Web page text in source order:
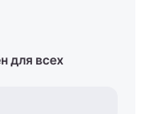
для всех